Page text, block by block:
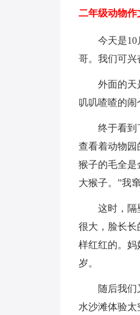
二年级动物作
今天是
哥。我们可兴
外面的天
叽叽喳喳的闹
终于看到
查看着动物园
猴子的毛全是
大猴子。”我
这时，隔
很大，脸长长
样红红的。妈
岁。
随后我
水沙滩体验